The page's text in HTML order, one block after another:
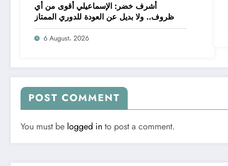
أشرف خضر: الإسماعيلي أقوى من أي
ظروف.. ولا بديل عن العودة للدوري الممتاز
6 August، 2026
POST COMMENT
You must be logged in to post a comment.